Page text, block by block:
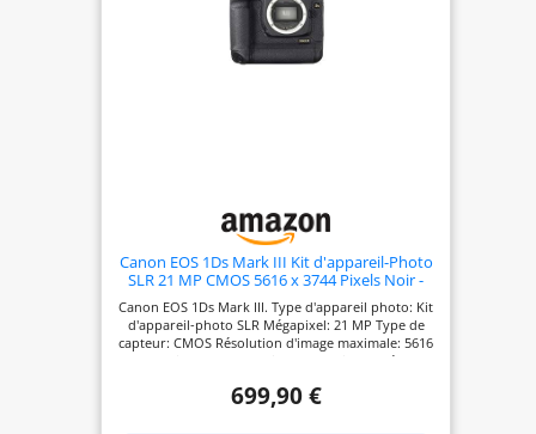
Canon EOS 1Ds Mark III Kit d'appareil-Photo
SLR 21 MP CMOS 5616 x 3744 Pixels Noir -
3744 Pixels, CMOS, 8X, 1,21 kg, Noir)
Canon EOS 1Ds Mark III. Type d'appareil photo: Kit
d'appareil-photo SLR Mégapixel: 21 MP Type de
capteur: CMOS Résolution d'image maximale: 5616
x 3744 pixels. Zoom optique: 8x. Taille de l'écran:
produit: Noir
699,90 €